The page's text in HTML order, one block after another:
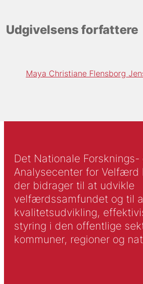
Udgivelsens forfattere
Maya Christiane Flensborg
Det Nationale Forsknings-
Analysecenter for Velfærd
der bidrager til at udvikle
velfærdssamfundet og til
kvalitetsudvikling,
styring i den offentlige
kommuner, regioner og